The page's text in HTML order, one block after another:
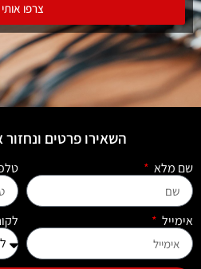
צרפו אותי
השאירו פרטים
שם מלא
אימייל